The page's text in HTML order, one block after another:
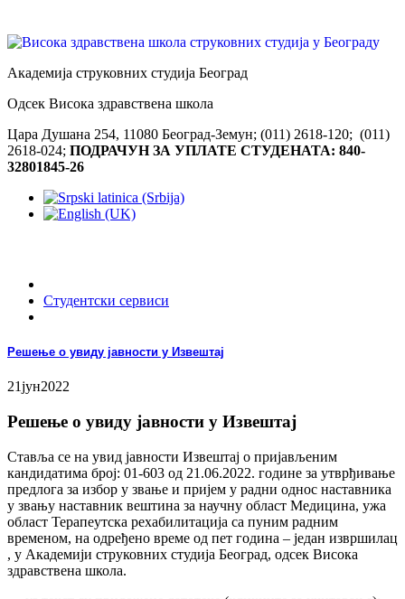
Академија струковних студија Београд
Одсек Висока здравствена школа
Цара Душана 254, 11080 Београд-Земун; (011) 2618-120; (011)
2618-024; ПОДРАЧУН ЗА УПЛАТЕ СТУДЕНАТА: 840-
32801845-26
Студентски сервиси
Решење о увиду јавности у Извештај
21јун2022
Решење о увиду јавности у Извештај
Ставља се на увид јавности Извештај о пријављеним
кандидатима број: 01-603 од 21.06.2022. године за утврђивање
предлога за избор у звање и пријем у радни однос наставника
у звању наставник вештина за научну област Медицина, ужа
област Терапеутска рехабилитација са пуним радним
временом, на одређено време од пет година – један извршилац
, у Академији струковних студија Београд, одсек Висока
здравствена школа.